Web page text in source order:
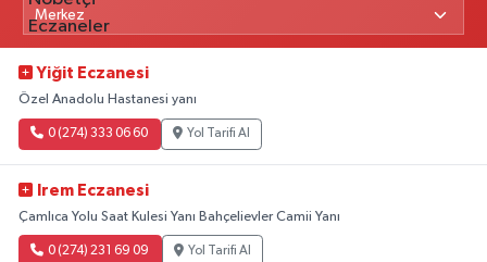
Yiğit Eczanesi
Özel Anadolu Hastanesi yanı
0 (274) 333 06 60 Yol Tarifi Al
Irem Eczanesi
Çamlıca Yolu Saat Kulesi Yanı Bahçelievler Camii Yanı
0 (274) 231 69 09 Yol Tarifi Al